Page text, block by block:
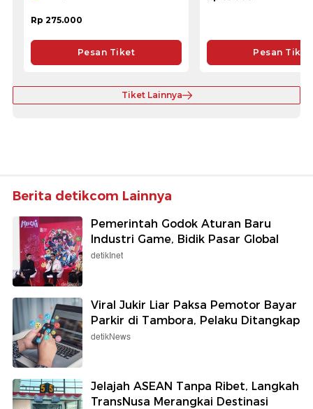
Rp 275.000
Pesan Tiket Pesan Tiket
Tiket Lainnya
Berita detikcom Lainnya
Pemerintah Godok Aturan Baru
Industri Game, Bidik Pasar Global
detikInet
Viral Jukir Liar Paksa Pemotor Bayar
Parkir di Tambora, Pelaku Ditangkap
detikNews
Jelajah ASEAN Tanpa Ribet, Langkah
TransNusa Merangkai Destinasi